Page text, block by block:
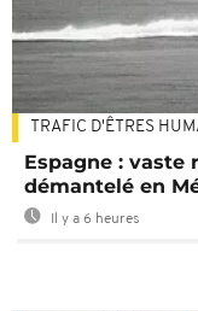
TRAFIC D'ÊTRES
Espagne : vaste
démantelé en
Il y a 6 heures